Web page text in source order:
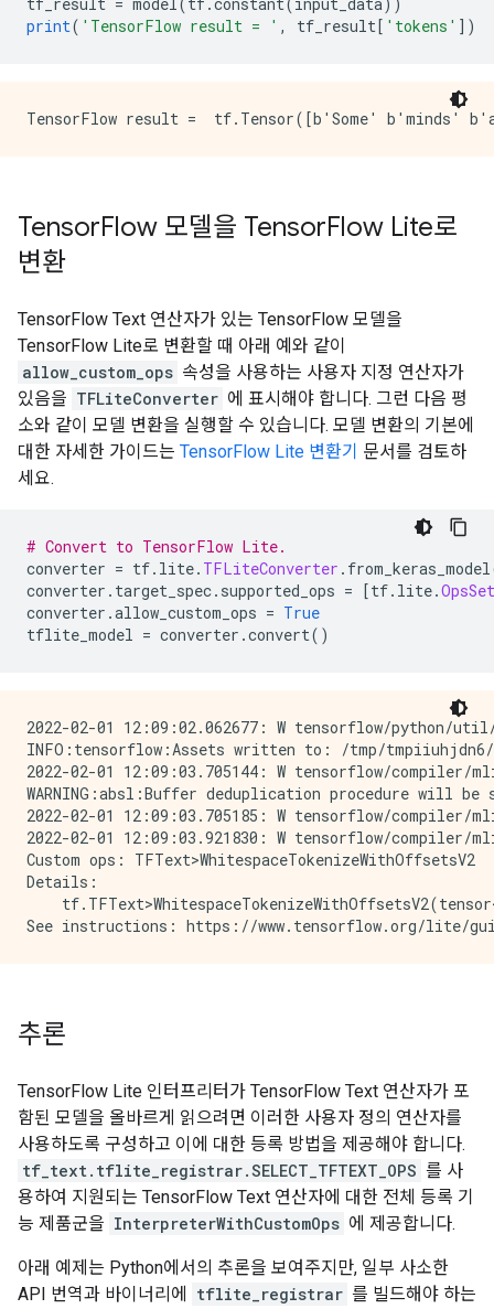
print( 'TensorFlow result = ' , tf_result[ 'tokens' ])
TensorFlow 모델을 TensorFlow Lite로
변환
TensorFlow Text 연산자가 있는 TensorFlow 모델을
TensorFlow Lite로 변환할 때 아래 예와 같이
allow_custom_ops 속성을 사용하는 사용자 지정 연산자가
있음을 TFLiteConverter 에 표시해야 합니다. 그런 다음 평
소와 같이 모델 변환을 실행할 수 있습니다. 모델 변환의 기본에
대한 자세한 가이드는 TensorFlow Lite 변환기 문서를 검토하
세요.
# Convert to TensorFlow Lite.
converter = tf. lite. TFLiteConverter . from_keras_model
converter . target_spec. supported_ops = [tf. lite.OpsSet
converter .allow_custom_ops = True
tflite_model = converter .convert()
2022-02-01 12:09:02.062677: W tensorflow/
INFO:tensorflow:Assets written to: /tmp/tmpiiuhjdn6/
2022-02-01 12:09:03.705144: W tensorflow/
WARNING:absl:Buffer deduplication procedure will
2022-02-01 12:09:03.705185: W tensorflow/
2022-02-01 12:09:03.921830: W tensorflow/
Custom ops: TFText>WhitespaceTokenizeWithOffsetsV2
Details:
추론
TensorFlow Lite 인터프리터가 TensorFlow Text 연산자가 포
함된 모델을 올바르게 읽으려면 이러한 사용자 정의 연산자를
사용하도록 구성하고 이에 대한 등록 방법을 제공해야 합니다.
tf_text.tflite_registrar.SELECT_TFTEXT_OPS 를 사
용하여 지원되는 TensorFlow Text 연산자에 대한 전체 등록 기
능 제품군을 InterpreterWithCustomOps 에 제공합니다.
아래 예제는 Python에서의 추론을 보여주지만, 일부 사소한
API 번역과 바이너리에
tflite_registrar 를 빌드해야 하는